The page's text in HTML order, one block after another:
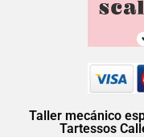
Taller mecánico
Tartessos